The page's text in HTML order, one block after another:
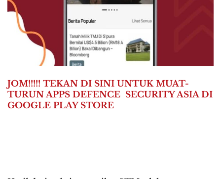
JOM!!!!! TEKAN DI SINI UNTUK MUAT-
TURUN APPS DEFENCE SECURITY ASIA DI
GOOGLE PLAY STORE